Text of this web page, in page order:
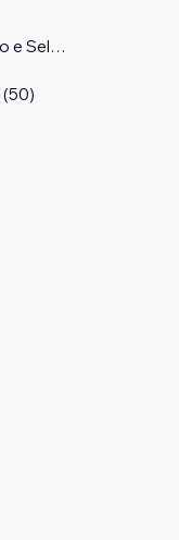
Software de Recrutamento e Seleção
(50)